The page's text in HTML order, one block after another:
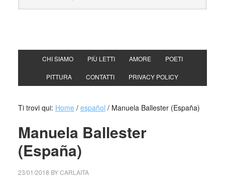
CHI SIAMO PIÙ LETTI AMORE POETI
PITTURA CONTATTI PRIVACY POLICY
Ti trovi qui: Home / español /Manuela Ballester (España)
Manuela Ballester
(España)
23/01/2018 BYCARLAITA